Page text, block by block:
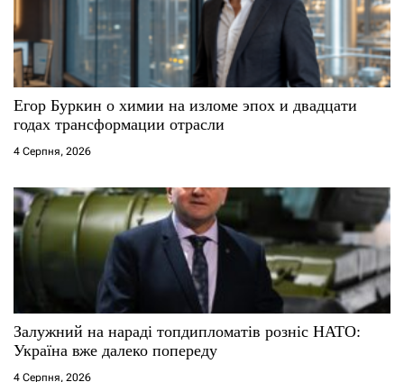
Егор Буркин о химии на изломе эпох и двадцати
годах трансформации отрасли
4 Серпня, 2026
Залужний на нараді топдипломатів розніс НАТО:
Україна вже далеко попереду
4 Серпня, 2026